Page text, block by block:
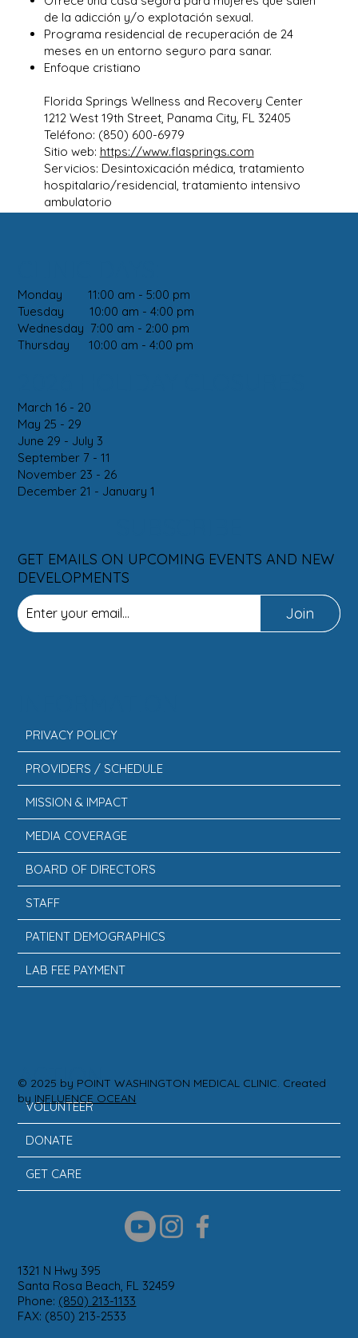
de la adicción y/o explotación sexual.
Programa residencial de recuperación de 24
meses en un entorno seguro para sanar.
Enfoque cristiano
Florida Springs Wellness and Recovery Center
1212 West 19th Street, Panama City, FL 32405
Teléfono: (850) 600-6979
Sitio web: https://www.flasprings.com
Servicios: Desintoxicación médica, tratamiento
hospitalario/residencial, tratamiento intensivo
ambulatorio
Monday 11:00 am - 5:00 pm
Tuesday 10:00 am - 4:00 pm
Wednesday 7:00 am - 2:00 pm
Thursday 10:00 am - 4:00 pm
March 16 - 20
May 25 - 29
June 29 - July 3
September 7 - 11
November 23 - 26
December 21 - January 1
Join
GET EMAILS ON UPCOMING EVENTS AND NEW
DEVELOPMENTS
PRIVACY POLICY
PROVIDERS / SCHEDULE
MISSION & IMPACT
MEDIA COVERAGE
BOARD OF DIRECTORS
STAFF
PATIENT DEMOGRAPHICS
LAB FEE PAYMENT
ACTION
VOLUNTEER
DONATE
GET CARE
1321 N Hwy 395
Santa Rosa Beach, FL 32459
Phone: (850) 213-1133
FAX: (850) 213-2533
© 2025 by POINT WASHINGTON MEDICAL CLINIC. Created
by INFLUENCE OCEAN